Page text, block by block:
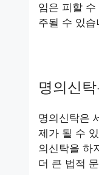
임은 피할
주될 수 있습
명의신
명의신탁은
제가 될 수
의신탁을 하
더 큰 법적